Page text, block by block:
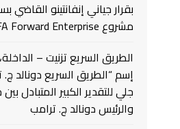
بقرار جياني إنفانتينو
مشروع FIFA Forward Enterprise (بلاغ)
الطريق السريع تزنيت –
إسم “الطريق السريع دونالد
جلي للتقدير الكبير المتبادل
والرئيس دونالد ج. ترامب